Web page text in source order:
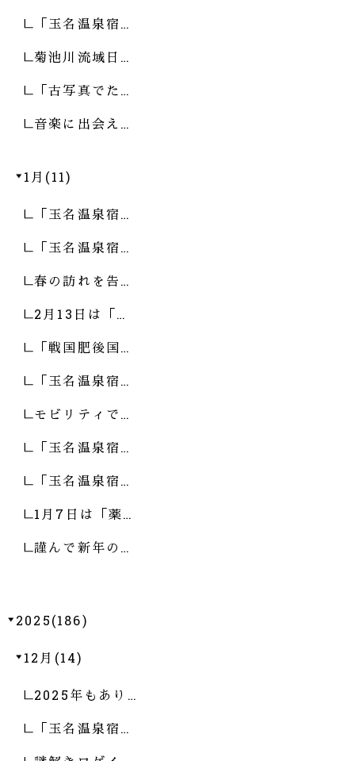
「玉名温泉宿…
菊池川流域日…
「古写真でた…
音楽に出会え…
1月(11)
「玉名温泉宿…
「玉名温泉宿…
春の訪れを告…
2月13日は「…
「戦国肥後国…
「玉名温泉宿…
モビリティで…
「玉名温泉宿…
「玉名温泉宿…
1月7日は「薬…
謹んで新年の…
2025(186)
12月(14)
2025年もあり…
「玉名温泉宿…